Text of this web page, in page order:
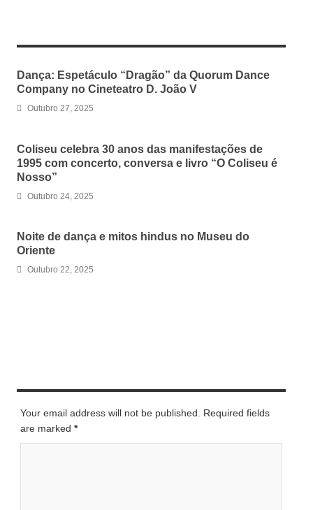
Dança: Espetáculo “Dragão” da Quorum Dance
Company no Cineteatro D. João V
Outubro 27, 2025
Coliseu celebra 30 anos das manifestações de
1995 com concerto, conversa e livro “O Coliseu é
Nosso”
Outubro 24, 2025
Noite de dança e mitos hindus no Museu do
Oriente
Outubro 22, 2025
Your email address will not be published. Required fields
are marked *